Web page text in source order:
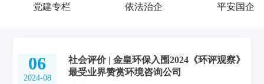
党建专栏 依法治企 平安国企
06
2024-08
社会评价 | 金皇环保入围2024《环评观察》
最受业界赞赏环境咨询公司